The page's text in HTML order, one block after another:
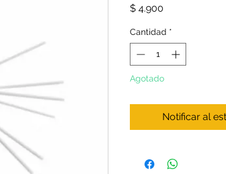
$ 4.900
Cantidad *
Agotado
Notificar al